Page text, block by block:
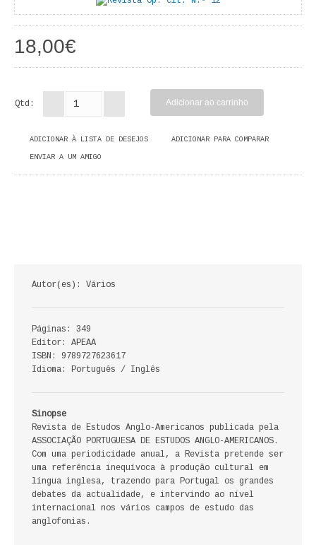
ANTROPOLOGIA E SOCIOLOGIA
COLEÇÃO RAÍZES
ARQUITECTURA
CADERNOS HUMANITAS
ECONOMIA, GESTÃO, CONTABILIDADE
ENSINO
ANÁLISE DA ACÇÃO EDUCATIVA
COLEÇÃO PONTO DE INTERROGAÇÃO
COLEÇÃO PONTO E VÍRGULA
HISTÓRIA
HISTÓRIA DE PORTUGAL
PRÉ-HISTÓRIA
18,00€
Qtd:
ADICIONAR À LISTA DE DESEJOS ADICIONAR PARA COMPARAR
ENVIAR A UM AMIGO
Autor(es): Vários
Páginas: 349
Editor: APEAA
ISBN: 9789727623617
Idioma: Português / Inglês
Sinopse
Revista de Estudos Anglo-Americanos publicada pela
ASSOCIAÇÃO PORTUGUESA DE ESTUDOS ANGLO-AMERICANOS.
Com uma periodicidade anual, a Revista pretende ser
uma referência inequívoca à produção cultural em
língua inglesa, trazendo para Portugal os grandes
debates da actualidade, e intervindo ao nível
internacional nos vários campos de estudo das
anglofonias.